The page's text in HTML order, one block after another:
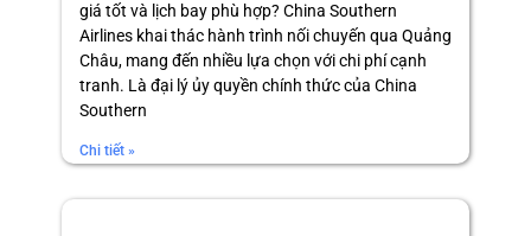
giá tốt và lịch bay phù hợp? China Southern
Airlines khai thác hành trình nối chuyến qua Quảng
Châu, mang đến nhiều lựa chọn với chi phí cạnh
tranh. Là đại lý ủy quyền chính thức của China
Southern
Chi tiết »